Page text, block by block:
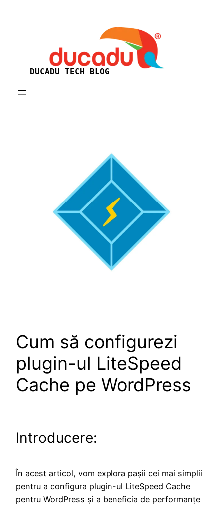
DUCADU TECH BLOG
Cum să configurezi
plugin-ul LiteSpeed
Cache pe WordPress
Introducere:
În acest articol, vom explora pașii cei mai simplii
pentru a configura plugin-ul LiteSpeed Cache
pentru WordPress și a beneficia de performanțe